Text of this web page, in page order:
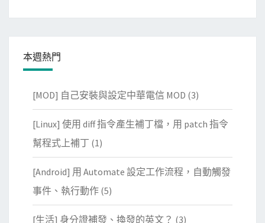
本週熱門
[MOD] 自己安裝與設定中華電信 MOD (3)
[Linux] 使用 diff 指令產生補丁檔，用 patch 指令
幫程式上補丁 (1)
[Android] 用 Automate 設定工作流程，自動觸發
事件、執行動作 (5)
[生活] 身分證補發、換發的英文？ (3)